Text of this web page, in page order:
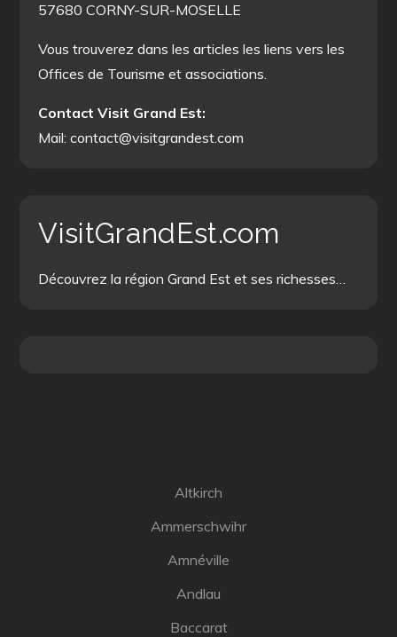
57680 CORNY-SUR-MOSELLE
Vous trouverez dans les articles les liens vers les
Offices de Tourisme et associations.
Contact Visit Grand Est:
Mail: contact@visitgrandest.com
VisitGrandEst.com
Découvrez la région Grand Est et ses richesses…
Altkirch
Ammerschwihr
Amnéville
Andlau
Baccarat